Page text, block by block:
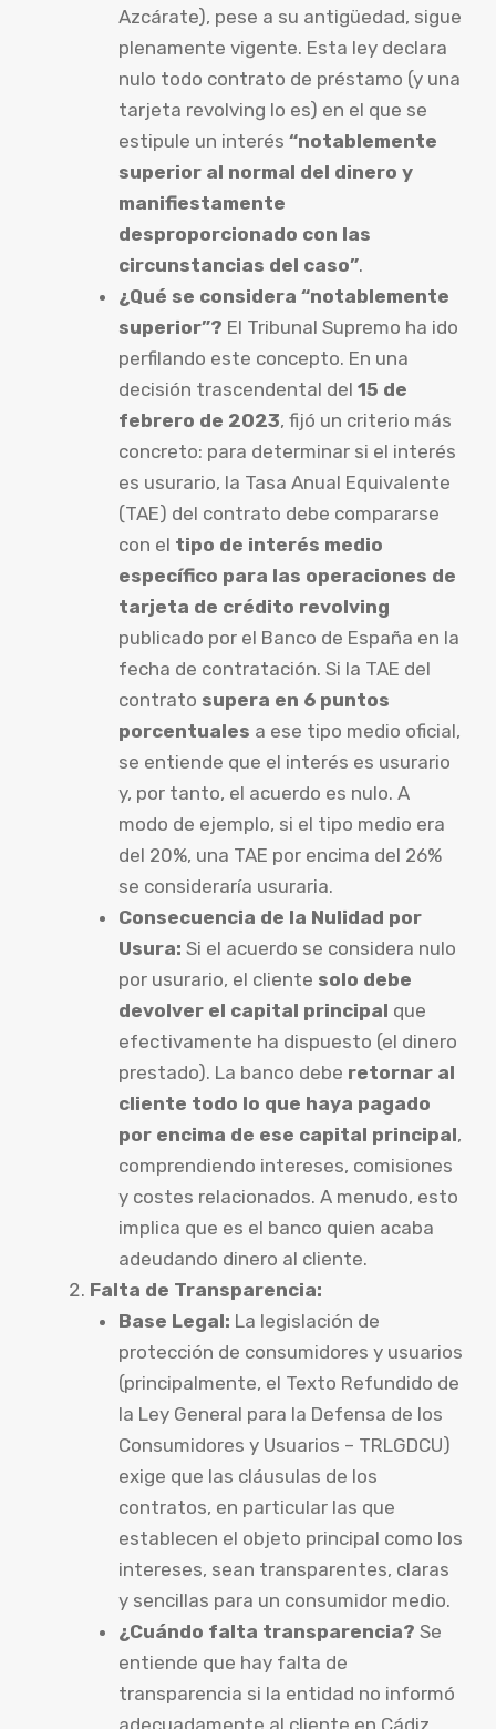
Azcárate), pese a su antigüedad, sigue
plenamente vigente. Esta ley declara
nulo todo contrato de préstamo (y una
tarjeta revolving lo es) en el que se
estipule un interés “notablemente
superior al normal del dinero y
manifiestamente
desproporcionado con las
circunstancias del caso”.
¿Qué se considera “notablemente
superior”? El Tribunal Supremo ha ido
perfilando este concepto. En una
decisión trascendental del 15 de
febrero de 2023, fijó un criterio más
concreto: para determinar si el interés
es usurario, la Tasa Anual Equivalente
(TAE) del contrato debe compararse
con el tipo de interés medio
específico para las operaciones de
tarjeta de crédito revolving
publicado por el Banco de España en la
fecha de contratación. Si la TAE del
contrato supera en 6 puntos
porcentuales a ese tipo medio oficial,
se entiende que el interés es usurario
y, por tanto, el acuerdo es nulo. A
modo de ejemplo, si el tipo medio era
del 20%, una TAE por encima del 26%
se consideraría usuraria.
Consecuencia de la Nulidad por
Usura: Si el acuerdo se considera nulo
por usurario, el cliente solo debe
devolver el capital principal que
efectivamente ha dispuesto (el dinero
prestado). La banco debe retornar al
cliente todo lo que haya pagado
por encima de ese capital principal,
comprendiendo intereses, comisiones
y costes relacionados. A menudo, esto
implica que es el banco quien acaba
adeudando dinero al cliente.
Falta de Transparencia:
Base Legal: La legislación de
protección de consumidores y usuarios
(principalmente, el Texto Refundido de
la Ley General para la Defensa de los
Consumidores y Usuarios – TRLGDCU)
exige que las cláusulas de los
contratos, en particular las que
establecen el objeto principal como los
intereses, sean transparentes, claras
y sencillas para un consumidor medio.
¿Cuándo falta transparencia? Se
entiende que hay falta de
transparencia si la entidad no informó
adecuadamente al cliente en Cádiz